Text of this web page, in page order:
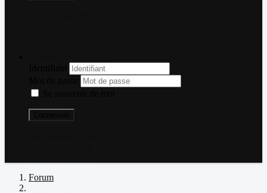
Forum